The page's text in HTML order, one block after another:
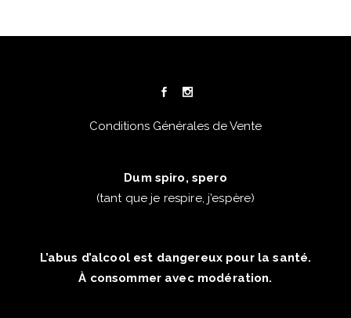
Conditions Générales de Vente
Dum spiro, spero
(tant que je respire, j’espère)
L’abus d’alcool est dangereux pour la santé.
À consommer avec modération.